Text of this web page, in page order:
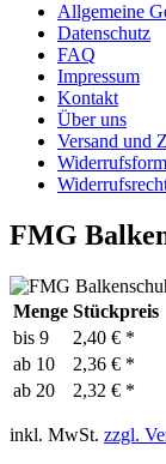
Allgemeine
Datenschutz
FAQ
Impressum
Kontakt
Über uns
Versand und
FMG
Menge Stückpreis
bis 9
2,40 € *
ab 10
2,36 € *
ab 20 2,32 € *
inkl. MwSt. zzgl.